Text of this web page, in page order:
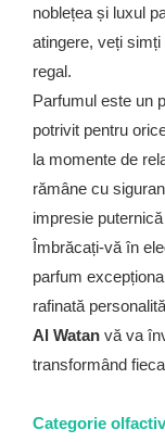
noblețea și luxul
atingere, veți
regal.
Parfumul este un
potrivit pentru
la momente de
rămâne cu
impresie
Îmbrăcați-vă în
parfum
rafinată
Al Watan vă va
transformând
Categorie